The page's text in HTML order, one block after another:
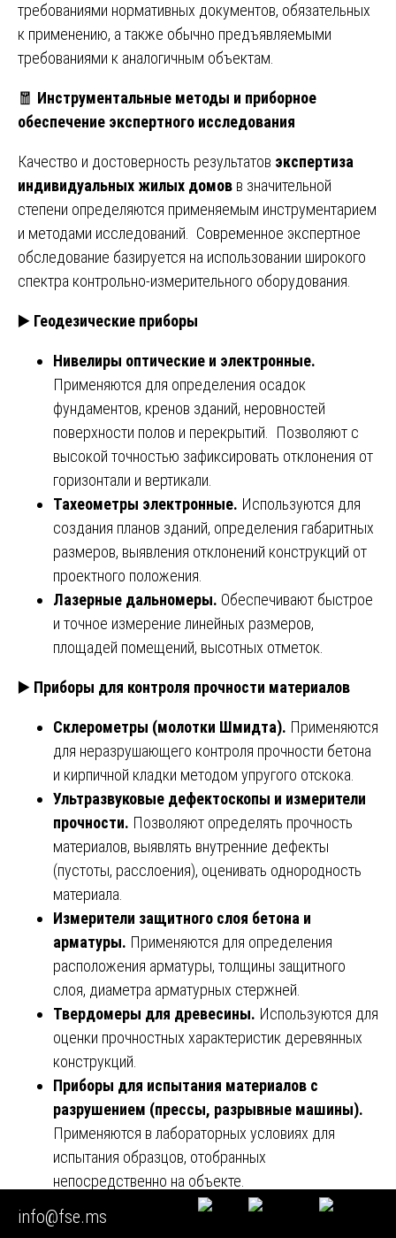
требованиями нормативных документов, обязательных
к применению, а также обычно предъявляемыми
требованиями к аналогичным объектам.
🧧 Инструментальные методы и приборное
обеспечение экспертного исследования
Качество и достоверность результатов экспертиза
индивидуальных жилых домов в значительной
степени определяются применяемым инструментарием
и методами исследований. Современное экспертное
обследование базируется на использовании широкого
спектра контрольно-измерительного оборудования.
▶️ Геодезические приборы
Нивелиры оптические и электронные.
Применяются для определения осадок
фундаментов, кренов зданий, неровностей
поверхности полов и перекрытий. Позволяют с
высокой точностью зафиксировать отклонения от
горизонтали и вертикали.
Тахеометры электронные. Используются для
создания планов зданий, определения габаритных
размеров, выявления отклонений конструкций от
проектного положения.
Лазерные дальномеры. Обеспечивают быстрое
и точное измерение линейных размеров,
площадей помещений, высотных отметок.
▶️ Приборы для контроля прочности материалов
Склерометры (молотки Шмидта). Применяются
для неразрушающего контроля прочности бетона
и кирпичной кладки методом упругого отскока.
Ультразвуковые дефектоскопы и измерители
прочности. Позволяют определять прочность
материалов, выявлять внутренние дефекты
(пустоты, расслоения), оценивать однородность
материала.
Измерители защитного слоя бетона и
арматуры. Применяются для определения
расположения арматуры, толщины защитного
слоя, диаметра арматурных стержней.
Твердомеры для древесины. Используются для
оценки прочностных характеристик деревянных
конструкций.
Приборы для испытания материалов с
разрушением (прессы, разрывные машины).
Применяются в лабораторных условиях для
испытания образцов, отобранных
непосредственно на объекте.
▶️Приборы для теплотехнических исследований
info@fse.ms